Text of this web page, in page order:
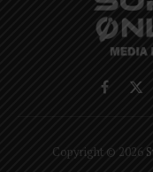
Facebook
X
Copyright © 2026